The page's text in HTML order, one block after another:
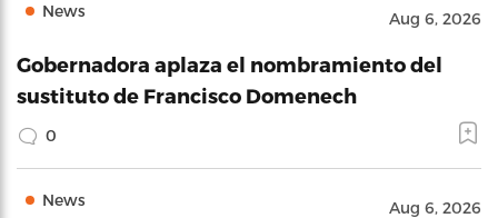
News Aug 6, 2026
Gobernadora aplaza el nombramiento del
sustituto de Francisco Domenech
0
News Aug 6, 2026